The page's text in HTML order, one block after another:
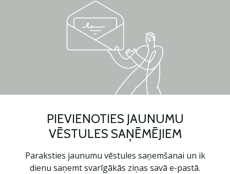
PIEVIENOTIES JAUNUMU
VĒSTULES SAŅĒMĒJIEM
Paraksties jaunumu vēstules saņemšanai un ik
dienu saņemt svarīgākās ziņas savā e-pastā.